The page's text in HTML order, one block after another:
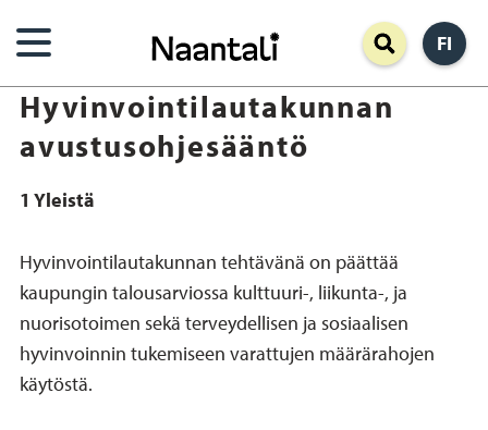
pääsisältöön
FI
Hyvinvointilautakunnan
avustusohjesääntö
1 Yleistä
Hyvinvointilautakunnan tehtävänä on päättää
kaupungin talousarviossa kulttuuri-, liikunta-, ja
nuorisotoimen sekä terveydellisen ja sosiaalisen
hyvinvoinnin tukemiseen varattujen määrärahojen
käytöstä.